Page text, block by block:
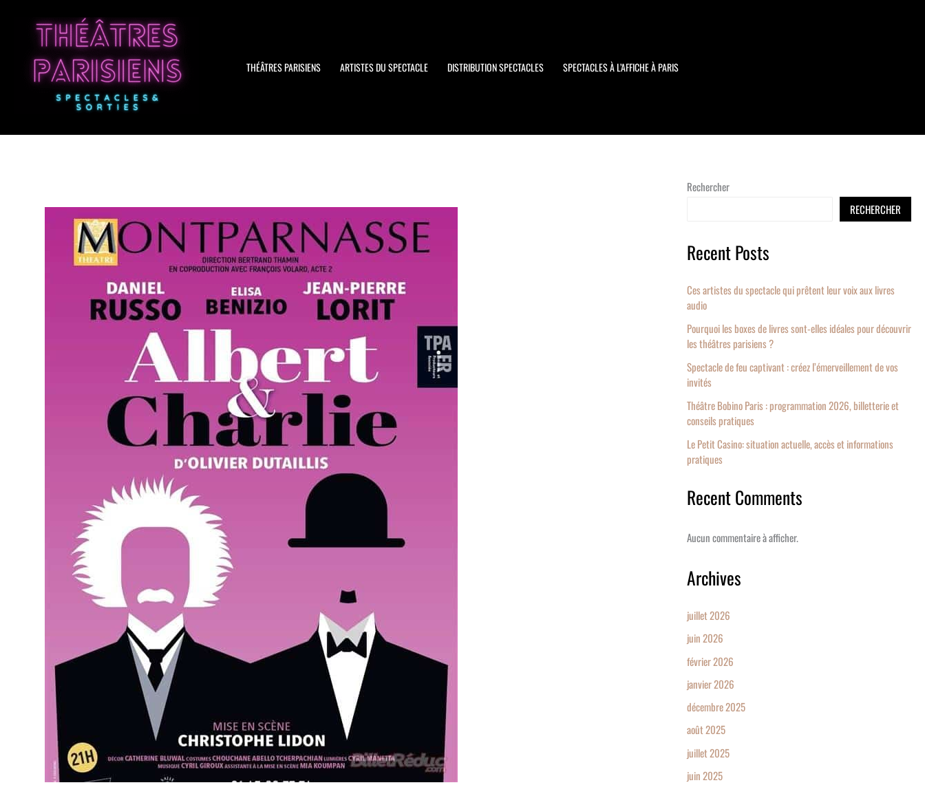
THÉÂTRES PARISIENS ARTISTES DU SPECTACLE DISTRIBUTION SPECTACLES SPECTACLES À L’AFFICHE À PARIS
Rechercher
RECHERCHER
Recent Posts
Ces artistes du spectacle qui prêtent leur voix aux livres
audio
Pourquoi les boxes de livres sont-elles idéales pour découvrir
les théâtres parisiens ?
Spectacle de feu captivant : créez l’émerveillement de vos
invités
Théâtre Bobino Paris : programmation 2026, billetterie et
conseils pratiques
Le Petit Casino: situation actuelle, accès et informations
pratiques
Recent Comments
Aucun commentaire à afficher.
Archives
juillet 2026
juin 2026
février 2026
janvier 2026
décembre 2025
août 2025
juillet 2025
juin 2025